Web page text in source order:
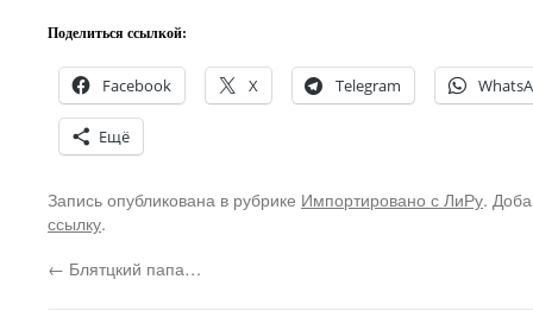
Поделиться ссылкой:
Facebook X Telegram
Ещё
Запись опубликована в рубрике Импортировано с ЛиРу.
ссылку.
← Блятцкий папа…